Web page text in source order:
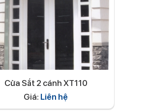
Cửa Sắt 2 cánh XT110
Giá: Liên hệ